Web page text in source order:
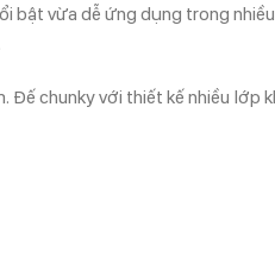
bật vừa dễ ứng dụng trong
Đế chunky với thiết kế nhiều lớp